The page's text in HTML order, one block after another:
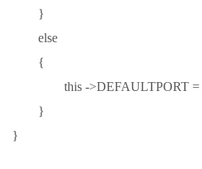
}
else
{
this ->DEFAULTPORT =
}
}